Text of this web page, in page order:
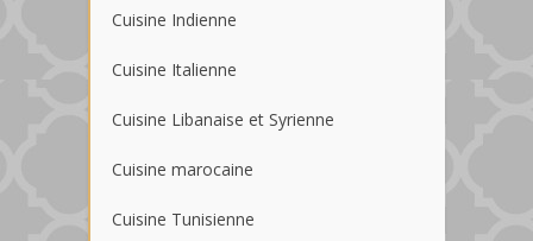
Cuisine Indienne
Cuisine Italienne
Cuisine Libanaise et Syrienne
Cuisine marocaine
Cuisine Tunisienne